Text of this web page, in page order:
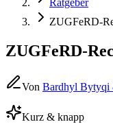
Ratgeber
ZUGFeRD-
ZUGFeRD-
Von Bardhyl Bytyqi
Kurz & knapp